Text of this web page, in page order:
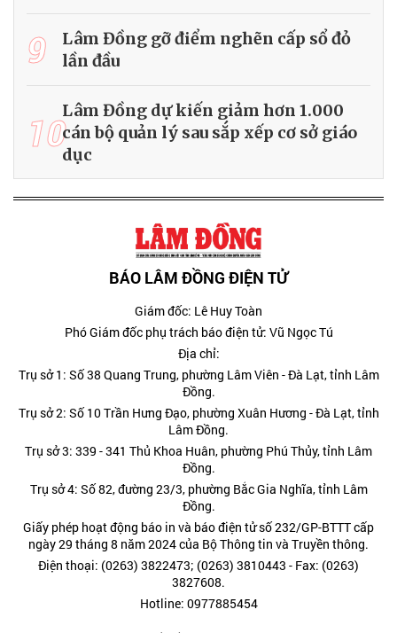
9
Lâm Đồng gỡ điểm nghẽn cấp sổ đỏ
lần đầu
10Lâm Đồng dự kiến giảm hơn 1.000
cán bộ quản lý sau sắp xếp cơ sở giáo
dục
BÁO LÂM ĐỒNG ĐIỆN TỬ
Giám đốc: Lê Huy Toàn
Phó Giám đốc phụ trách báo điện tử: Vũ Ngọc Tú
Địa chỉ:
Trụ sở 1: Số 38 Quang Trung, phường Lâm Viên - Đà Lạt, tỉnh Lâm
Đồng.
Trụ sở 2: Số 10 Trần Hưng Đạo, phường Xuân Hương - Đà Lạt, tỉnh
Lâm Đồng.
Trụ sở 3: 339 - 341 Thủ Khoa Huân, phường Phú Thủy, tỉnh Lâm
Đồng.
Trụ sở 4: Số 82, đường 23/3, phường Bắc Gia Nghĩa, tỉnh Lâm
Đồng.
Giấy phép hoạt động báo in và báo điện tử số 232/GP-BTTT cấp
ngày 29 tháng 8 năm 2024 của Bộ Thông tin và Truyền thông.
Điện thoại: (0263) 3822473; (0263) 3810443 - Fax: (0263)
3827608.
Hotline: 0977885454